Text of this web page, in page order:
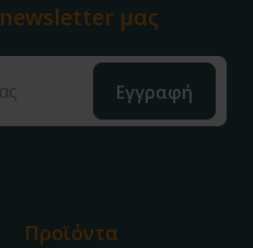
Προϊόντα
newsletter μας